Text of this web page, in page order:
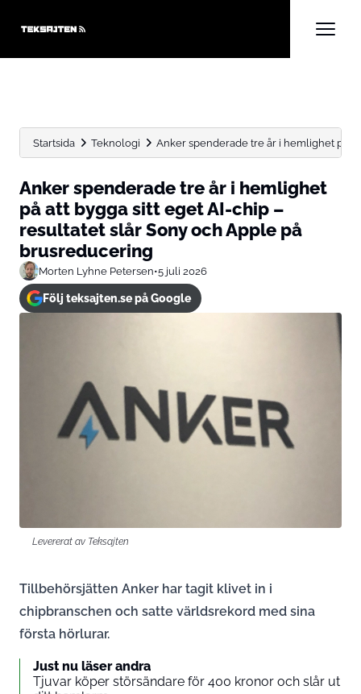
Startsida Teknologi Anker spenderade tre år i hemlighet på
Anker spenderade tre år i hemlighet
på att bygga sitt eget AI-chip –
resultatet slår Sony och Apple på
brusreducering
Morten Lyhne Petersen•5 juli 2026
Följ teksajten.se på Google
Levererat av Teksajten
Tillbehörsjätten Anker har tagit klivet in i
chipbranschen och satte världsrekord med sina
första hörlurar.
Just nu läser andra
Tjuvar köper störsändare för 400 kronor och slår ut